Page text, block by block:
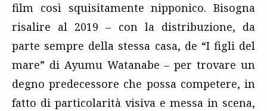
film così squisitamente nipponico. Bisogna
risalire al 2019 – con la distribuzione, da
parte sempre della stessa casa, de “I figli del
mare” di Ayumu Watanabe – per trovare un
degno predecessore che possa competere, in
fatto di particolarità visiva e messa in scena,